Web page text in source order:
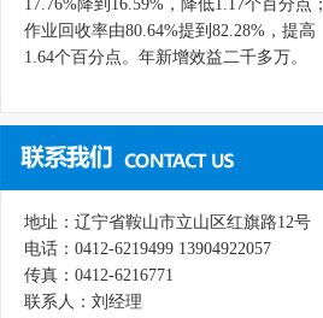
17.76%降到16.59%，降低1.17个百分点；
作业回收率由80.64%提到82.28%，提高
1.64个百分点。年新增效益二千多万。
地址：辽宁省鞍山市立山区红旗路12号
电话：0412-6219499 13904922057
传真：0412-6216771
联系人：刘经理